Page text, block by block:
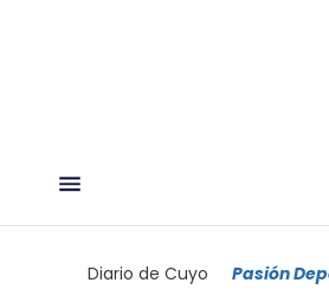
Diario de Cuyo Pasión